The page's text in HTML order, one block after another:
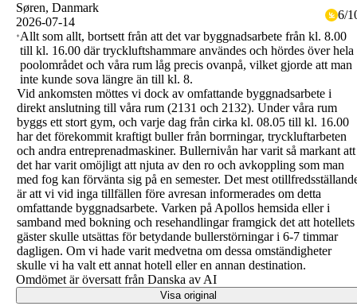
Søren, Danmark
2026-07-14
6/
Allt som allt, bortsett från att det var byggnadsarbete från kl. 8.00
till kl. 16.00 där tryckluftshammare användes och hördes över hela
poolområdet och våra rum låg precis ovanpå, vilket gjorde att man
inte kunde sova längre än till kl. 8.
Vid ankomsten möttes vi dock av omfattande byggnadsarbete i
direkt anslutning till våra rum (2131 och 2132). Under våra rum
byggs ett stort gym, och varje dag från cirka kl. 08.05 till kl. 16.00
har det förekommit kraftigt buller från borrningar, tryckluftarbeten
och andra entreprenadmaskiner. Bullernivån har varit så markant att
det har varit omöjligt att njuta av den ro och avkoppling som man
med fog kan förvänta sig på en semester. Det mest
är att vi vid inga tillfällen före avresan informerades om detta
omfattande byggnadsarbete. Varken på Apollos hemsida eller i
samband med bokning och resehandlingar framgick det att hotellets
gäster skulle utsättas för betydande bullerstörningar i 6-7 timmar
dagligen. Om vi hade varit medvetna om dessa omständigheter
skulle vi ha valt ett annat hotell eller en annan destination.
Omdömet är översatt från Danska av AI
Visa original